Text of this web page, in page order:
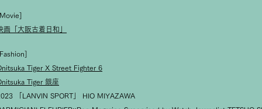
画「大阪古着日和」
Tiger X Street Fighter 6
Tiger 銀座
「LANVIN SPORT」 HIO MIYAZAWA